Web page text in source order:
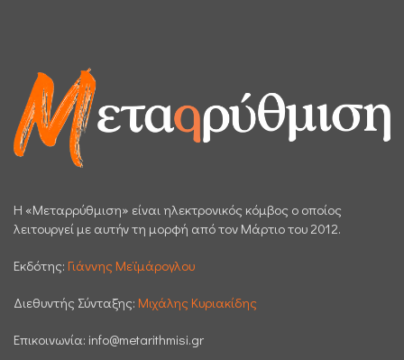
H «Μεταρρύθμιση» είναι ηλεκτρονικός κόμβος ο οποίος
λειτουργεί με αυτήν τη μορφή από τον Μάρτιο του 2012.
Εκδότης: Γιάννης Μεϊμάρογλου
Διεθυντής Σύνταξης: Μιχάλης Κυριακίδης
Επικοινωνία: info@metarithmisi.gr